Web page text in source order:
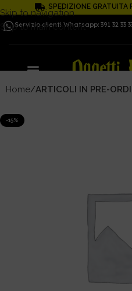
Skip to navigation
Skip to main content
SPEDIZIONE GRATUITA
Servizio clienti Whatsapp: 391 32 33
Home ARTICOLI IN PRE-
-15%